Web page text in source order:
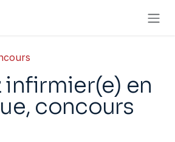
infirmier(e) en
concours